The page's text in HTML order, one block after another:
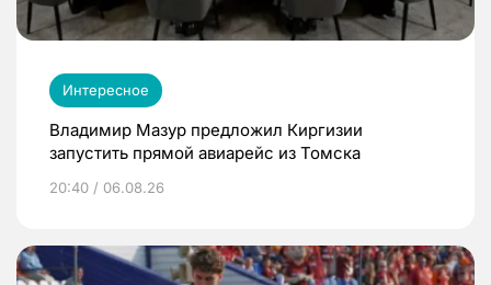
Интересное
Владимир Мазур предложил Киргизии
запустить прямой авиарейс из Томска
20:40 / 06.08.26